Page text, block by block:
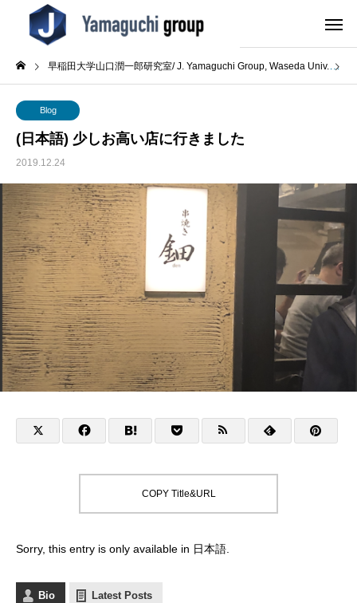
早稲田大学山口潤一郎研究室/ J. Yamaguchi Group, Waseda Univ.
Blog
(日本語) 少しお高い店に行きました
2019.12.24
COPY Title&URL
Sorry, this entry is only available in 日本語
Bio Latest Posts